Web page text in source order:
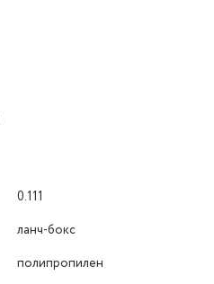
0.111
ланч-бокс
полипропилен